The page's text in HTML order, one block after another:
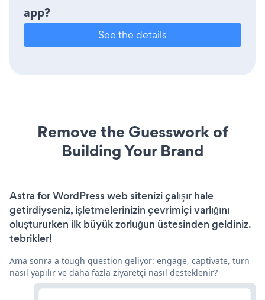
app?
See the details
Remove the Guesswork of
Building Your Brand
Astra for WordPress web sitenizi çalışır hale
getirdiyseniz, işletmelerinizin çevrimiçi varlığını
oluştururken ilk büyük zorluğun üstesinden geldiniz.
tebrikler!
Ama sonra a tough question geliyor: engage, captivate, turn
nasıl yapılır ve daha fazla ziyaretçi nasıl desteklenir?